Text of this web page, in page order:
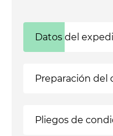
Datos del
Preparación del
Pliegos de